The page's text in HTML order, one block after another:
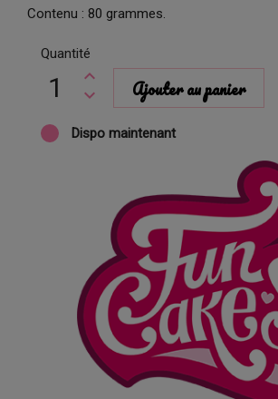
Contenu : 80 grammes.
Quantité
Ajouter au panier
Dispo maintenant